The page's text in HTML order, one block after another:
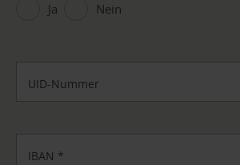
Ja
Nein
UID-Nummer
IBAN *